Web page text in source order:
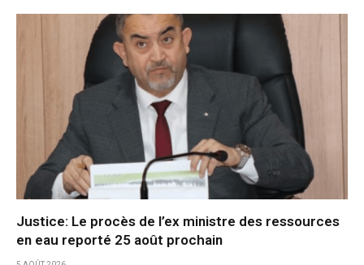
Justice: Le procès de l’ex ministre des ressources
en eau reporté 25 août prochain